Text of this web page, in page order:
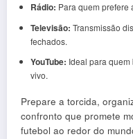
Rádio: Para quem prefere
Televisão: Transmissão
fechados.
YouTube: Ideal para
vivo.
Prepare a torcida,
confronto que promete
futebol ao redor do